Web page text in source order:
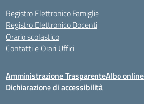
Registro Elettronico Famiglie
Registro Elettronico Docenti
Orario scolastico
Contatti e Orari Uffici
Amministrazione TrasparenteAlbo online
Dichiarazione di accessibilità